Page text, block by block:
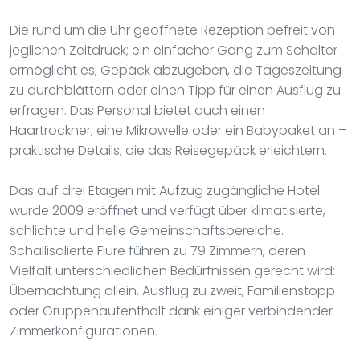
Die rund um die Uhr geöffnete Rezeption befreit von
jeglichen Zeitdruck; ein einfacher Gang zum Schalter
ermöglicht es, Gepäck abzugeben, die Tageszeitung
zu durchblättern oder einen Tipp für einen Ausflug zu
erfragen. Das Personal bietet auch einen
Haartrockner, eine Mikrowelle oder ein Babypaket an –
praktische Details, die das Reisegepäck erleichtern.
Das auf drei Etagen mit Aufzug zugängliche Hotel
wurde 2009 eröffnet und verfügt über klimatisierte,
schlichte und helle Gemeinschaftsbereiche.
Schallisolierte Flure führen zu 79 Zimmern, deren
Vielfalt unterschiedlichen Bedürfnissen gerecht wird:
Übernachtung allein, Ausflug zu zweit, Familienstopp
oder Gruppenaufenthalt dank einiger verbindender
Zimmerkonfigurationen.